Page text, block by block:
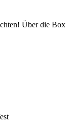
Über die Box